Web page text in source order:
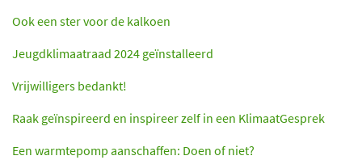
Ook een ster voor de kalkoen
Jeugdklimaatraad 2024 geïnstalleerd
Vrijwilligers bedankt!
Raak geïnspireerd en inspireer zelf in een KlimaatGesprek
Een warmtepomp aanschaffen: Doen of niet?